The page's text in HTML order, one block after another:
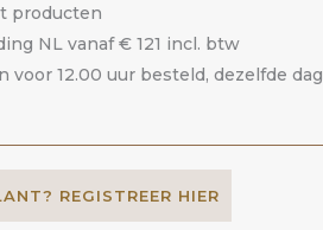
producten
NL vanaf € 121 incl. btw
voor 12.00 uur besteld, dezelfde dag
REGISTREER HIER